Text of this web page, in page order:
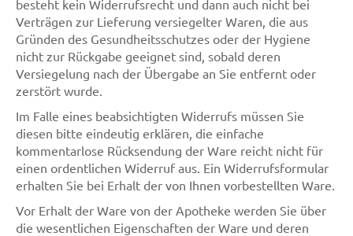
besteht kein Widerrufsrecht und dann auch nicht bei
Verträgen zur Lieferung versiegelter Waren, die aus
Gründen des Gesundheitsschutzes oder der Hygiene
nicht zur Rückgabe geeignet sind, sobald deren
Versiegelung nach der Übergabe an Sie entfernt oder
zerstört wurde.
Im Falle eines beabsichtigten Widerrufs müssen Sie
diesen bitte eindeutig erklären, die einfache
kommentarlose Rücksendung der Ware reicht nicht für
einen ordentlichen Widerruf aus. Ein Widerrufsformular
erhalten Sie bei Erhalt der von Ihnen vorbestellten Ware.
Vor Erhalt der Ware von der Apotheke werden Sie über
die wesentlichen Eigenschaften der Ware und deren